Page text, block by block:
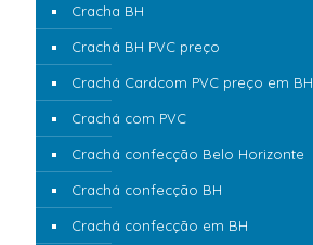
Cracha BH
Crachá BH PVC preço
Crachá Cardcom PVC preço em BH
Crachá com PVC
Crachá confecção Belo Horizonte
Crachá confecção BH
Crachá confecção em BH